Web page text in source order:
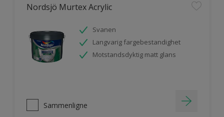
Nordsjö Murtex Acrylic
Svanen
Langvarig fargebestandighet
Motstandsdyktig matt glans
Sammenligne